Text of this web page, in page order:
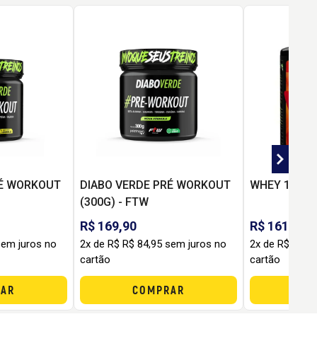
WORKOUT
juros no
DIABO VERDE PRÉ WORKOUT
(300G) - FTW
R$ 169,90
2x de R$ R$ 84,95 sem juros no
cartão
COMPRAR
WHEY 100%
R$ 161,82
2x de R$ R$
cartão